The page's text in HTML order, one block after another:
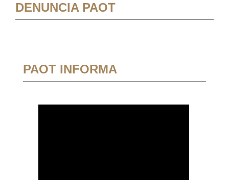
DENUNCIA PAOT
PAOT INFORMA